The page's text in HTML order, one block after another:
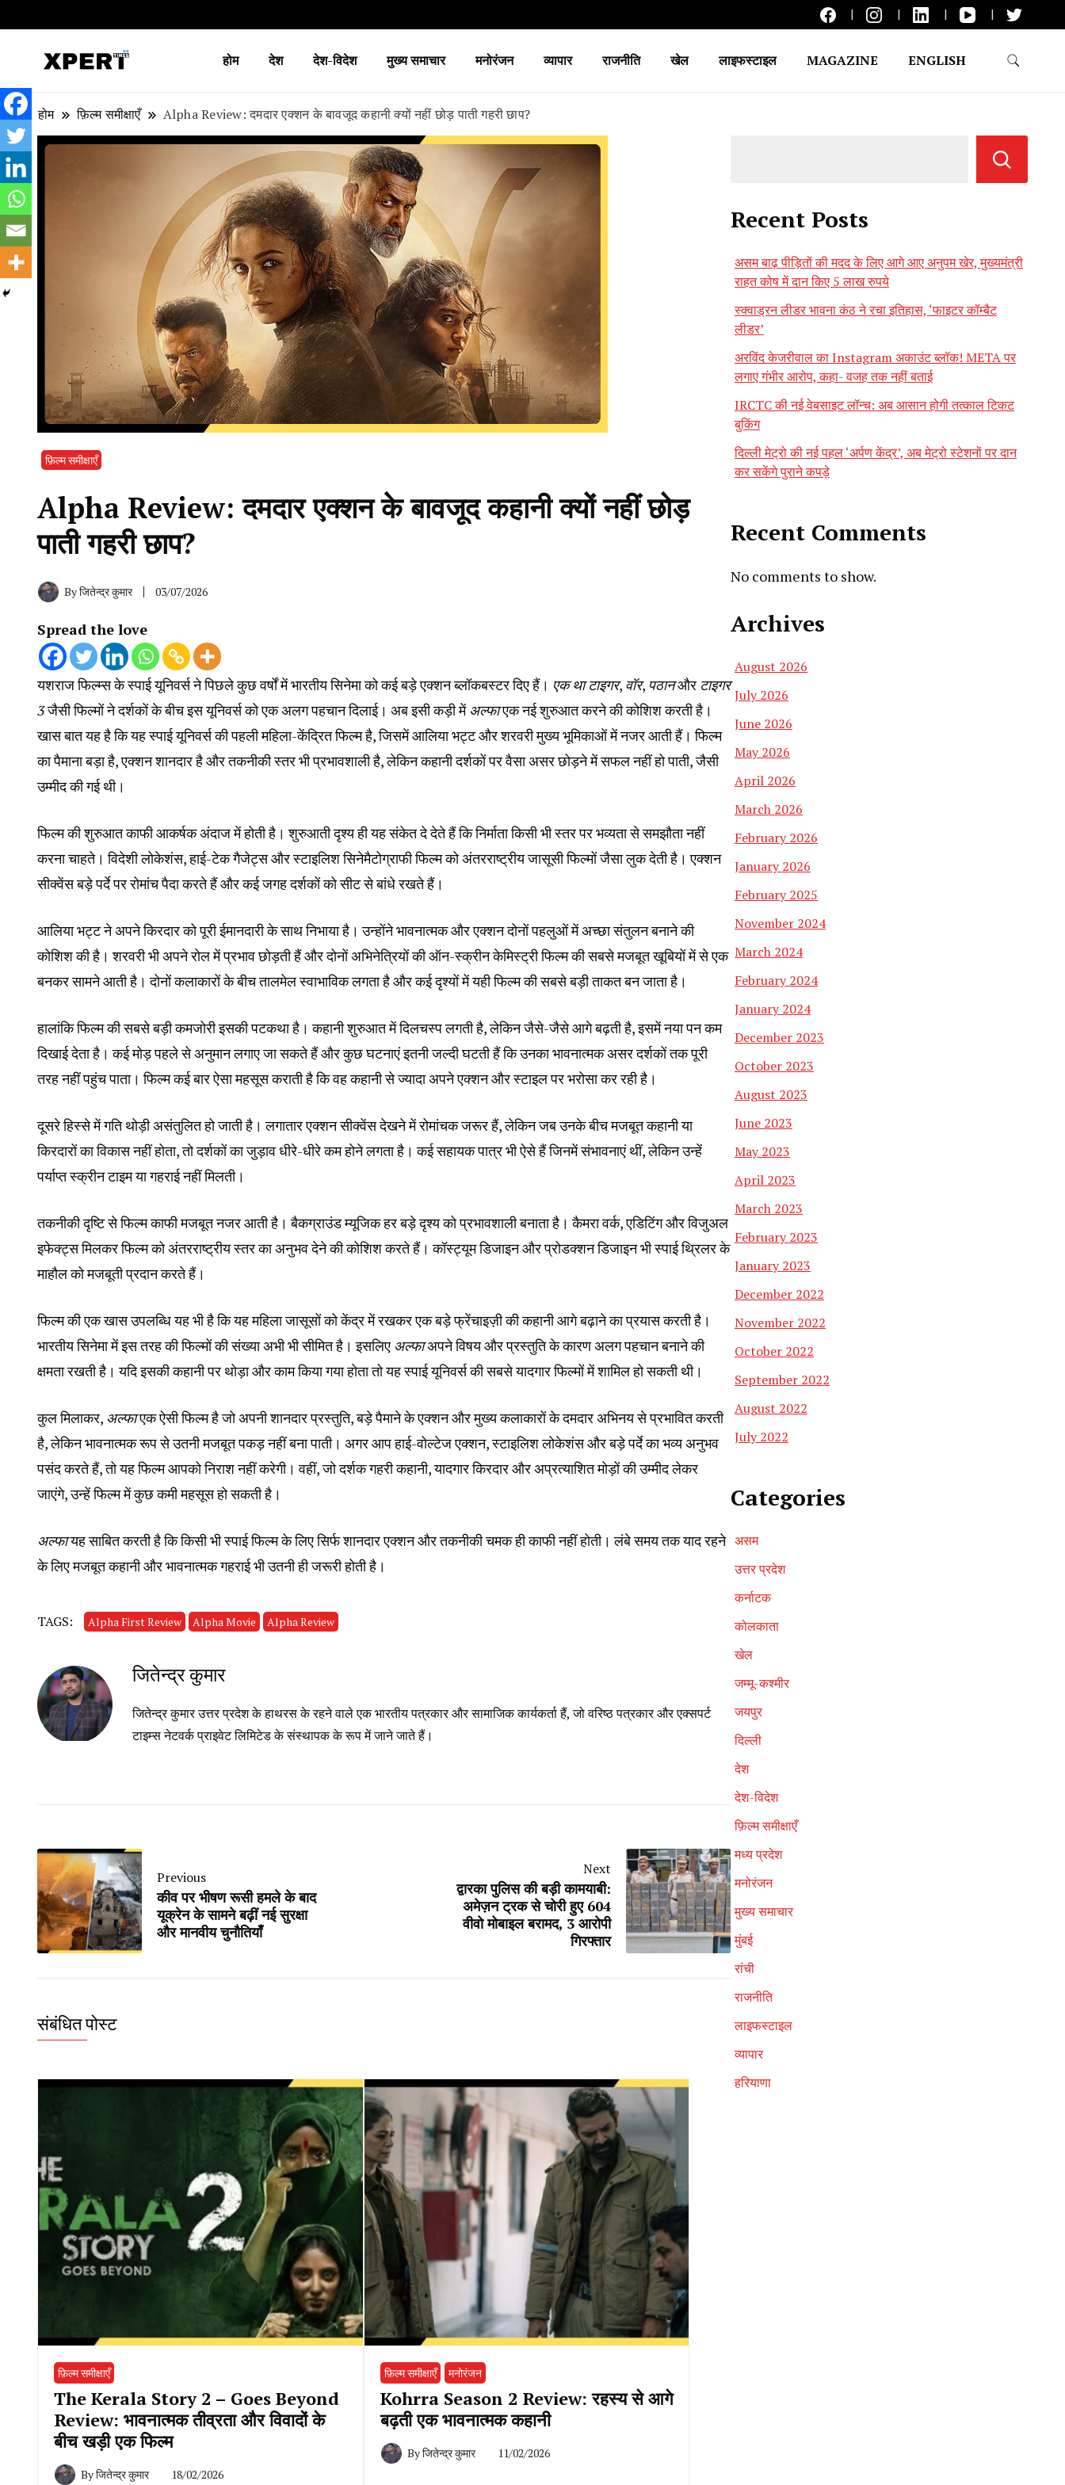
होम देश देश-विदेश मुख्य समाचार मनोरंजन व्यापार राजनीति खेल लाइफस्टाइल MAGAZINE ENGLISH
होम फ़िल्म समीक्षाएँ Alpha Review: दमदार एक्शन के बावजूद कहानी क्यों नहीं छोड़ पाती गहरी छाप?
फ़िल्म समीक्षाएँ
Alpha Review: दमदार एक्शन के बावजूद कहानी क्यों नहीं छोड़
पाती गहरी छाप?
Byजितेन्द्र कुमार 03/07/2026
Spread the love
यशराज फिल्म्स के स्पाई यूनिवर्स ने पिछले कुछ वर्षों में भारतीय सिनेमा को कई बड़े एक्शन ब्लॉकबस्टर दिए हैं। एक था टाइगर, वॉर, पठानऔर टाइगर
3जैसी फिल्मों ने दर्शकों के बीच इस यूनिवर्स को एक अलग पहचान दिलाई। अब इसी कड़ी में अल्फाएक नई शुरुआत करने की कोशिश करती है।
खास बात यह है कि यह स्पाई यूनिवर्स की पहली महिला-केंद्रित फिल्म है, जिसमें आलिया भट्ट और शरवरी मुख्य भूमिकाओं में नजर आती हैं। फिल्म
का पैमाना बड़ा है, एक्शन शानदार है और तकनीकी स्तर भी प्रभावशाली है, लेकिन कहानी दर्शकों पर वैसा असर छोड़ने में सफल नहीं हो पाती, जैसी
उम्मीद की गई थी।
फिल्म की शुरुआत काफी आकर्षक अंदाज में होती है। शुरुआती दृश्य ही यह संकेत दे देते हैं कि निर्माता किसी भी स्तर पर भव्यता से समझौता नहीं
करना चाहते। विदेशी लोकेशंस, हाई-टेक गैजेट्स और स्टाइलिश सिनेमैटोग्राफी फिल्म को अंतरराष्ट्रीय जासूसी फिल्मों जैसा लुक देती है। एक्शन
सीक्वेंस बड़े पर्दे पर रोमांच पैदा करते हैं और कई जगह दर्शकों को सीट से बांधे रखते हैं।
आलिया भट्ट ने अपने किरदार को पूरी ईमानदारी के साथ निभाया है। उन्होंने भावनात्मक और एक्शन दोनों पहलुओं में अच्छा संतुलन बनाने की
कोशिश की है। शरवरी भी अपने रोल में प्रभाव छोड़ती हैं और दोनों अभिनेत्रियों की ऑन-स्क्रीन केमिस्ट्री फिल्म की सबसे मजबूत खूबियों में से एक
बनकर सामने आती है। दोनों कलाकारों के बीच तालमेल स्वाभाविक लगता है और कई दृश्यों में यही फिल्म की सबसे बड़ी ताकत बन जाता है।
हालांकि फिल्म की सबसे बड़ी कमजोरी इसकी पटकथा है। कहानी शुरुआत में दिलचस्प लगती है, लेकिन जैसे-जैसे आगे बढ़ती है, इसमें नया पन कम
दिखाई देता है। कई मोड़ पहले से अनुमान लगाए जा सकते हैं और कुछ घटनाएं इतनी जल्दी घटती हैं कि उनका भावनात्मक असर दर्शकों तक पूरी
तरह नहीं पहुंच पाता। फिल्म कई बार ऐसा महसूस कराती है कि वह कहानी से ज्यादा अपने एक्शन और स्टाइल पर भरोसा कर रही है।
दूसरे हिस्से में गति थोड़ी असंतुलित हो जाती है। लगातार एक्शन सीक्वेंस देखने में रोमांचक जरूर हैं, लेकिन जब उनके बीच मजबूत कहानी या
किरदारों का विकास नहीं होता, तो दर्शकों का जुड़ाव धीरे-धीरे कम होने लगता है। कई सहायक पात्र भी ऐसे हैं जिनमें संभावनाएं थीं, लेकिन उन्हें
पर्याप्त स्क्रीन टाइम या गहराई नहीं मिलती।
तकनीकी दृष्टि से फिल्म काफी मजबूत नजर आती है। बैकग्राउंड म्यूजिक हर बड़े दृश्य को प्रभावशाली बनाता है। कैमरा वर्क, एडिटिंग और विजुअल
इफेक्ट्स मिलकर फिल्म को अंतरराष्ट्रीय स्तर का अनुभव देने की कोशिश करते हैं। कॉस्ट्यूम डिजाइन और प्रोडक्शन डिजाइन भी स्पाई थ्रिलर के
माहौल को मजबूती प्रदान करते हैं।
फिल्म की एक खास उपलब्धि यह भी है कि यह महिला जासूसों को केंद्र में रखकर एक बड़े फ्रेंचाइज़ी की कहानी आगे बढ़ाने का प्रयास करती है।
भारतीय सिनेमा में इस तरह की फिल्मों की संख्या अभी भी सीमित है। इसलिए अल्फाअपने विषय और प्रस्तुति के कारण अलग पहचान बनाने की
क्षमता रखती है। यदि इसकी कहानी पर थोड़ा और काम किया गया होता तो यह स्पाई यूनिवर्स की सबसे यादगार फिल्मों में शामिल हो सकती थी।
कुल मिलाकर, अल्फाएक ऐसी फिल्म है जो अपनी शानदार प्रस्तुति, बड़े पैमाने के एक्शन और मुख्य कलाकारों के दमदार अभिनय से प्रभावित करती
है, लेकिन भावनात्मक रूप से उतनी मजबूत पकड़ नहीं बना पाती। अगर आप हाई-वोल्टेज एक्शन, स्टाइलिश लोकेशंस और बड़े पर्दे का भव्य अनुभव
पसंद करते हैं, तो यह फिल्म आपको निराश नहीं करेगी। वहीं, जो दर्शक गहरी कहानी, यादगार किरदार और अप्रत्याशित मोड़ों की उम्मीद लेकर
जाएंगे, उन्हें फिल्म में कुछ कमी महसूस हो सकती है।
अल्फायह साबित करती है कि किसी भी स्पाई फिल्म के लिए सिर्फ शानदार एक्शन और तकनीकी चमक ही काफी नहीं होती। लंबे समय तक याद रहने
के लिए मजबूत कहानी और भावनात्मक गहराई भी उतनी ही जरूरी होती है।
TAGS: Alpha First Review Alpha Movie Alpha Review
जितेन्द्र कुमार
जितेन्द्र कुमार उत्तर प्रदेश के हाथरस के रहने वाले एक भारतीय पत्रकार और सामाजिक कार्यकर्ता हैं, जो वरिष्ठ पत्रकार और एक्सपर्ट
टाइम्स नेटवर्क प्राइवेट लिमिटेड के संस्थापक के रूप में जाने जाते हैं।
Previous
कीव पर भीषण रूसी हमले के बाद
यूक्रेन के सामने बढ़ीं नई सुरक्षा
और मानवीय चुनौतियाँ
Next
द्वारका पुलिस की बड़ी कामयाबी:
अमेज़न ट्रक से चोरी हुए 604
वीवो मोबाइल बरामद, 3 आरोपी
गिरफ्तार
संबंधित पोस्ट
फ़िल्म समीक्षाएँ
The Kerala Story 2 – Goes Beyond
Review: भावनात्मक तीव्रता और विवादों के
बीच खड़ी एक फिल्म
Byजितेन्द्र कुमार 18/02/2026
फ़िल्म समीक्षाएँ मनोरंजन
Kohrra Season 2 Review: रहस्य से आगे
बढ़ती एक भावनात्मक कहानी
Byजितेन्द्र कुमार 11/02/2026
Recent Posts
असम बाढ़ पीड़ितों की मदद के लिए आगे आए अनुपम खेर, मुख्यमंत्री
राहत कोष में दान किए 5 लाख रुपये
स्क्वाड्रन लीडर भावना कंठ ने रचा इतिहास, ‘फाइटर कॉम्बैट
लीडर’
अरविंद केजरीवाल का Instagram अकाउंट ब्लॉक! META पर
लगाए गंभीर आरोप, कहा- वजह तक नहीं बताई
IRCTC की नई वेबसाइट लॉन्च: अब आसान होगी तत्काल टिकट
बुकिंग
दिल्ली मेट्रो की नई पहल ‘अर्पण केंद्र’, अब मेट्रो स्टेशनों पर दान
कर सकेंगे पुराने कपड़े
Recent Comments
No comments to show.
Archives
August 2026
July 2026
June 2026
May 2026
April 2026
March 2026
February 2026
January 2026
February 2025
November 2024
March 2024
February 2024
January 2024
December 2023
October 2023
August 2023
June 2023
May 2023
April 2023
March 2023
February 2023
January 2023
December 2022
November 2022
October 2022
September 2022
August 2022
July 2022
Categories
असम
उत्तर प्रदेश
कर्नाटक
कोलकाता
खेल
जम्मू-कश्मीर
जयपुर
दिल्ली
देश
देश-विदेश
फ़िल्म समीक्षाएँ
मध्य प्रदेश
मनोरंजन
मुख्य समाचार
मुंबई
रांची
राजनीति
लाइफस्टाइल
व्यापार
हरियाणा